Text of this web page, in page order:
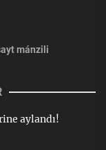
mánzili
aylandı!